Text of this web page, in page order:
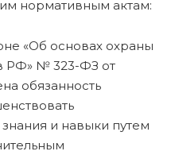
нормативным актам:
«Об основах охраны
РФ» № 323-ФЗ от
обязанность
и навыки путем